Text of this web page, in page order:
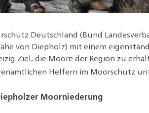
Deutschland (Bund
von Diepholz) mit einem
Ziel, die Moore der Region zu
Helfern im Moorschutz
Moorniederung